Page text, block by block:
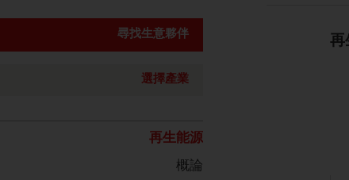
尋找生意夥伴
選擇產業
再生能源
概論
Standard 再